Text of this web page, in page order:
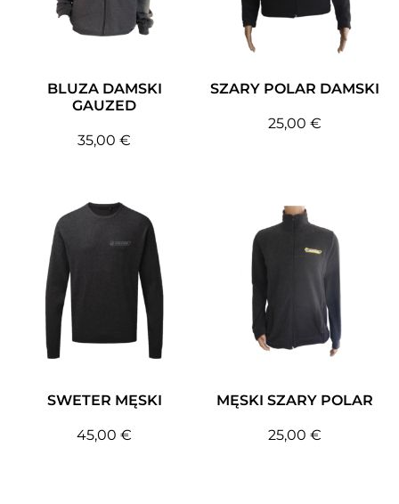
BLUZA DAMSKI
GAUZED
35,00 €
SZARY POLAR DAMSKI
25,00 €
SWETER MĘSKI
45,00 €
MĘSKI SZARY POLAR
25,00 €